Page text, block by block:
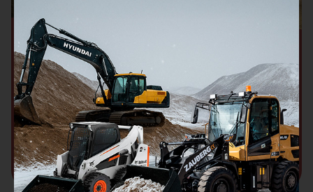
Акция
Спецпредложение на новую
технику 2023–2024 гг.
Выгода до 3 000 000 ₽
Узнать подробнее